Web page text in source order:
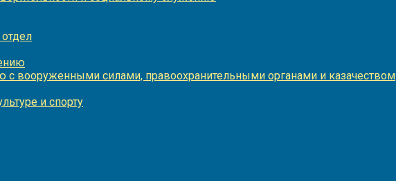
вооруженными силами, правоохранительными органами и казачеством
и спорту